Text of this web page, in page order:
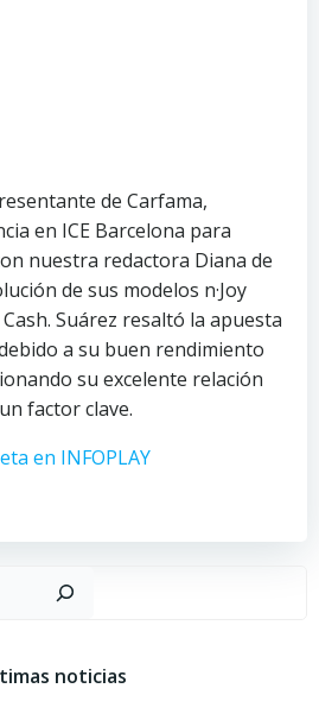
de Carfama,
en ICE Barcelona para
nuestra redactora Diana de
de sus modelos n·Joy
Suárez resaltó la apuesta
a su buen rendimiento
su excelente relación
factor clave.
en INFOPLAY
noticias